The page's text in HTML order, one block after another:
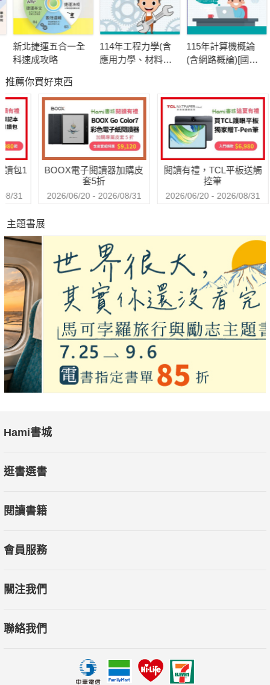
新北捷運五合一全
科速成攻略
114年工程力學(含
應用力學、材料力
115年計算機概論
(含網路概論)[國民
推薦你買好東西
1
BOOX電子閱讀器加購皮
套5折
2026/06/20 - 2026/08/31
閱讀有禮，TCL平板送觸
控筆
2026/06/20 - 2026/08/31
主題書展
Hami書城
逛書選書
閱讀書籍
會員服務
關注我們
聯絡我們